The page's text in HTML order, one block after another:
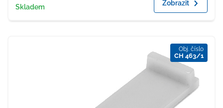
Dostupnost
Skladem Zobrazit
Obj. číslo
CH 463/1